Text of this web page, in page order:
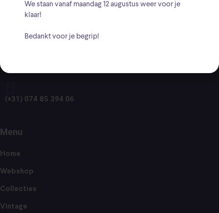
Adres
(+31) 074 85 394 06
Menu
Home
Webshop
Collecties
Vintage
We staan vanaf maandag 12 augustus weer voor je
klaar!
Bedankt voor je begrip!